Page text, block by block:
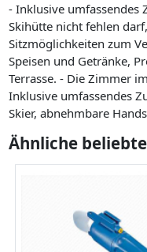
- Inklusive umfassendes
Skihütte nicht fehlen
Sitzmöglichkeiten zum
Speisen und Getränke,
Terrasse. - Die Zimmer
Inklusive umfassendes
Skier, abnehmbare
Ähnliche